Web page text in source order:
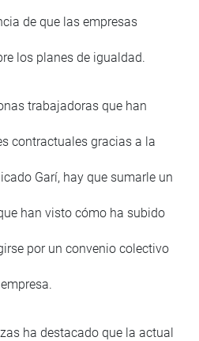
de que las empresas
los planes de igualdad.
trabajadoras que han
contractuales gracias a la
Garí, hay que sumarle un
han visto cómo ha subido
por un convenio colectivo
ha destacado que la actual